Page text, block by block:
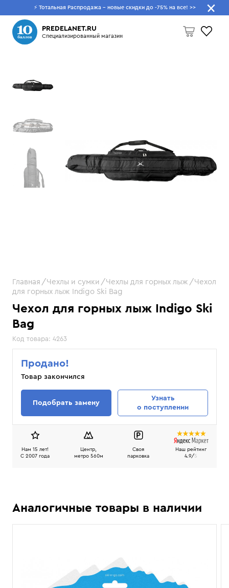
⚡ Тотальная Распродажа - новые скидки до -75% на все! >>
PREDELANET.RU
Специализированный магазин
Пусто
Что будем искать?
Чехол для горных лыж Indigo Ski
Bag
Код товара: 4263
Главная Чехлы и сумки Чехлы для горных лыж
Чехол
для горных лыж Indigo Ski Bag
Продано!
Товар закончился
Подобрать замену
Узнать
о поступлении
Нам 15 лет!
C 2007 года
Центр,
метро 560м
Своя
парковка
Наш рейтинг
4.9/5
Аналогичные товары в наличии